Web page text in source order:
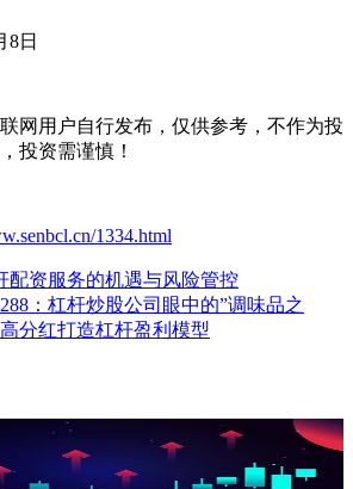
8日
网用户自行发布，仅供参考，不作为投
投资需谨慎！
1334.html
配资服务的机遇与风险管控
：杠杆炒股公司眼中的”调味品之
分红打造杠杆盈利模型